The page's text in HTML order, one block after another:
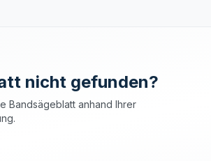
nicht gefunden?
Bandsägeblatt anhand Ihrer